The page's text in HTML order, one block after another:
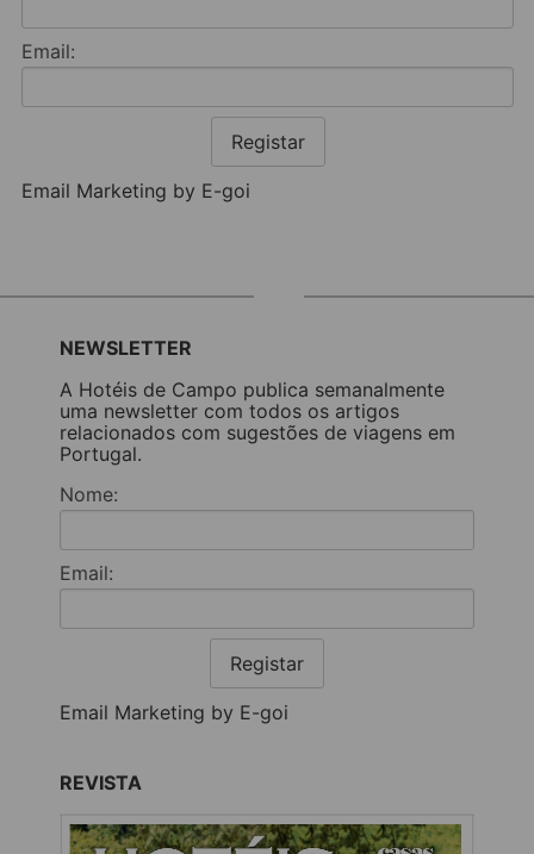
Email:
Registar
Email Marketing by E-goi
NEWSLETTER
A Hotéis de Campo publica semanalmente
uma newsletter com todos os artigos
relacionados com sugestões de viagens em
Portugal.
Nome:
Email:
Registar
Email Marketing by E-goi
REVISTA